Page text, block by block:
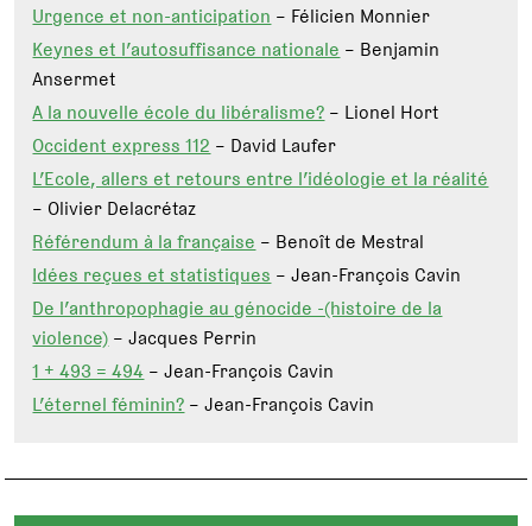
Urgence et non-anticipation– Félicien Monnier
Keynes et l’autosuffisance nationale– Benjamin
Ansermet
A la nouvelle école du libéralisme?– Lionel Hort
Occident express 112– David Laufer
L’Ecole, allers et retours entre l’idéologie et la réalité
– Olivier Delacrétaz
Référendum à la française– Benoît de Mestral
Idées reçues et statistiques– Jean-François Cavin
De l’anthropophagie au génocide -(histoire de la
violence)– Jacques Perrin
1 + 493 = 494– Jean-François Cavin
L’éternel féminin?– Jean-François Cavin